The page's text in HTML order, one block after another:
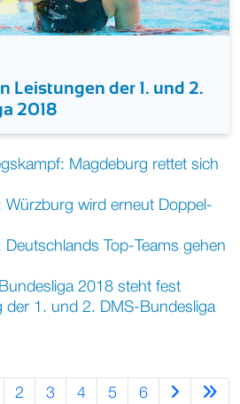
Leistungen der 1. und 2.
2018
Magdeburg rettet sich
Würzburg wird erneut Doppel-
Deutschlands Top-Teams gehen
2018 steht fest
der 1. und 2. DMS-Bundesliga
2 3 4 5 6